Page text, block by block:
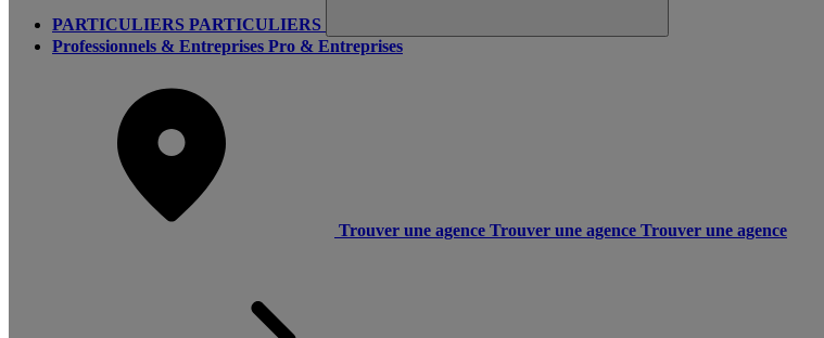
PARTICULIERS PARTICULIERS
Professionnels & Entreprises Pro & Entreprises
Trouver une agence Trouver une agence Trouver une agence